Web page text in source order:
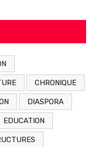
CHRONIQUE
DIASPORA
EDUCATION